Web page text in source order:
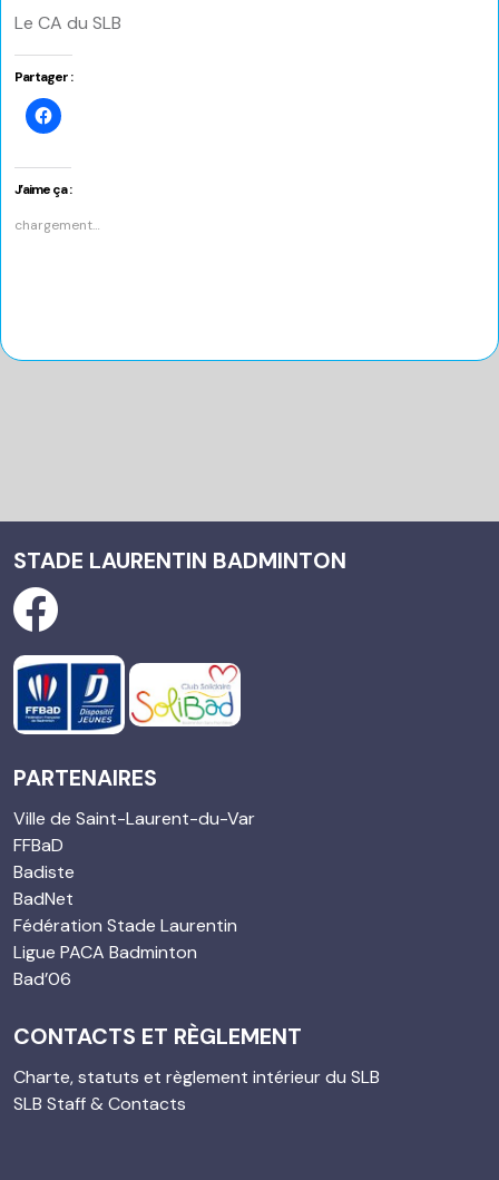
Le CA du SLB
Partager :
Cliquez
pour
Facebook(ouvre
dans
une
fenêtre)
J’aime ça :
chargement…
STADE LAURENTIN BADMINTON
PARTENAIRES
Ville de Saint-Laurent-du-Var
FFBaD
Badiste
BadNet
Fédération Stade Laurentin
Ligue PACA Badminton
Bad’06
CONTACTS ET RÈGLEMENT
Charte, statuts et règlement intérieur du SLB
SLB Staff & Contacts